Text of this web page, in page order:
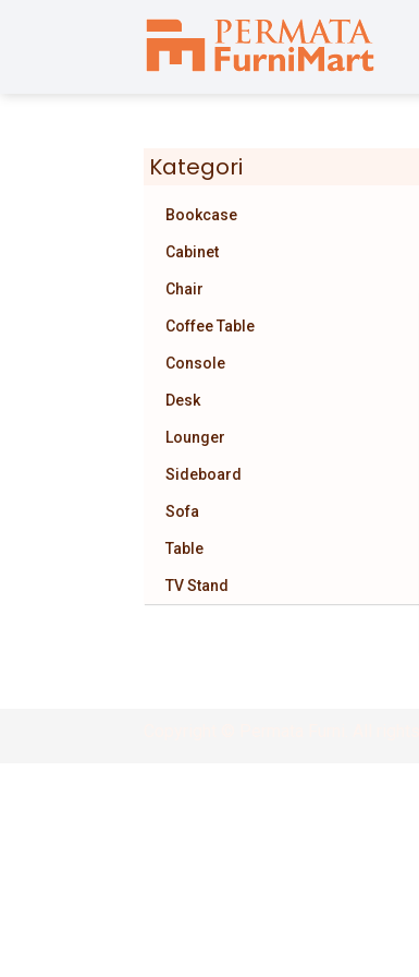
Kategori
Bookcase
Cabinet
Chair
Coffee Table
Console
Desk
Lounger
Sideboard
Sofa
Table
TV Stand